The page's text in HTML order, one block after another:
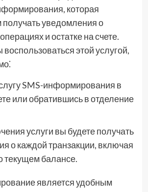
которая
получать уведомления о
и остатке на счете.
воспользоваться этой услугой,
SMS-информирования в
или обратившись в отделение
услуги вы будете получать
о каждой транзакции, включая
балансе.
является удобным